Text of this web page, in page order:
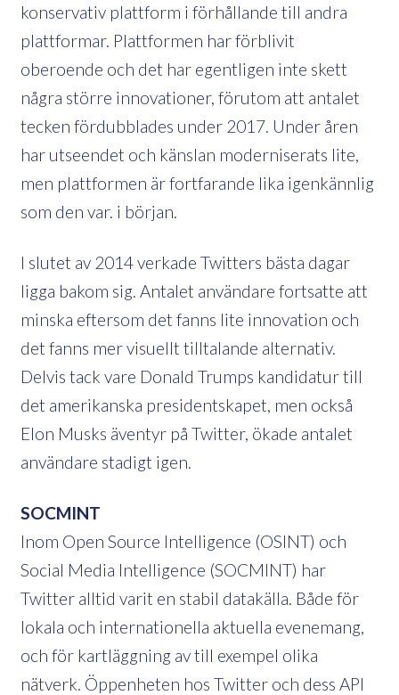
konservativ plattform i förhållande till andra
plattformar. Plattformen har förblivit
oberoende och det har egentligen inte skett
några större innovationer, förutom att antalet
tecken fördubblades under 2017. Under åren
har utseendet och känslan moderniserats lite,
men plattformen är fortfarande lika igenkännlig
som den var. i början.
I slutet av 2014 verkade Twitters bästa dagar
ligga bakom sig. Antalet användare fortsatte att
minska eftersom det fanns lite innovation och
det fanns mer visuellt tilltalande alternativ.
Delvis tack vare Donald Trumps kandidatur till
det amerikanska presidentskapet, men också
Elon Musks äventyr på Twitter, ökade antalet
användare stadigt igen.
SOCMINT
Inom Open Source Intelligence (OSINT) och
Social Media Intelligence (SOCMINT) har
Twitter alltid varit en stabil datakälla. Både för
lokala och internationella aktuella evenemang,
och för kartläggning av till exempel olika
nätverk. Öppenheten hos Twitter och dess API